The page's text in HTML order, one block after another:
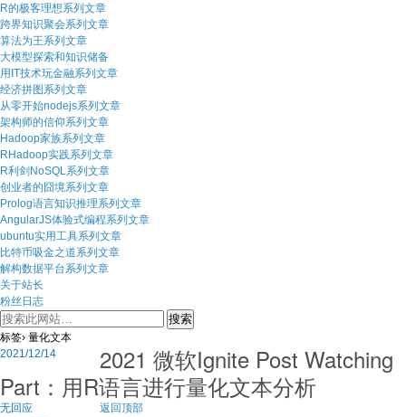
R的极客理想系列文章
跨界知识聚会系列文章
算法为王系列文章
大模型探索和知识储备
用IT技术玩金融系列文章
经济拼图系列文章
从零开始nodejs系列文章
架构师的信仰系列文章
Hadoop家族系列文章
RHadoop实践系列文章
R利剑NoSQL系列文章
创业者的囧境系列文章
Prolog语言知识推理系列文章
AngularJS体验式编程系列文章
ubuntu实用工具系列文章
比特币吸金之道系列文章
解构数据平台系列文章
关于站长
粉丝日志
标签› 量化文本
2021/12/14
2021 微软Ignite Post Watching
Part：用R语言进行量化文本分析
无回应
返回顶部